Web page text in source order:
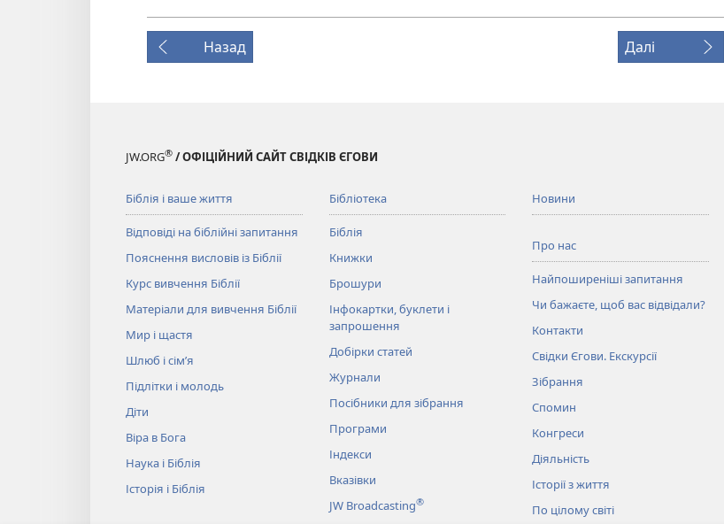
Назад Далі
JW.ORG® / ОФІЦІЙНИЙ САЙТ СВІДКІВ ЄГОВИ
Біблія і ваше життя
Відповіді на біблійні запитання
Пояснення висловів із Біблії
Курс вивчення Біблії
Матеріали для вивчення Біблії
Мир і щастя
Шлюб і сім’я
Підлітки і молодь
Діти
Віра в Бога
Наука і Біблія
Історія і Біблія
Бібліотека
Біблія
Книжки
Брошури
Інфокартки, буклети і
запрошення
Добірки статей
Журнали
Посібники для зібрання
Програми
Індекси
Вказівки
JW Broadcasting®
Новини
Про нас
Найпоширеніші запитання
Чи бажаєте, щоб вас відвідали?
Контакти
Свідки Єгови. Екскурсії
Зібрання
Спомин
Конгреси
Діяльність
Історії з життя
По цілому світі